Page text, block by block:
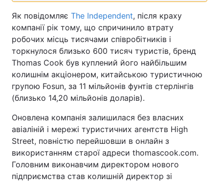
Як повідомляє The Independent, після краху
компанії рік тому, що спричинило втрату
робочих місць тисячами співробітників і
торкнулося близько 600 тисяч туристів, бренд
Thomas Cook був куплений його найбільшим
колишнім акціонером, китайською туристичною
групою Fosun, за 11 мільйонів фунтів стерлінгів
(близько 14,20 мільйонів доларів).
Оновлена компанія залишилася без власних
авіаліній і мережі туристичних агентств High
Street, повністю перейшовши в онлайн з
використанням старої адреси thomascook.com.
Головним виконавчим директором нового
підприємства став колишній директор зі